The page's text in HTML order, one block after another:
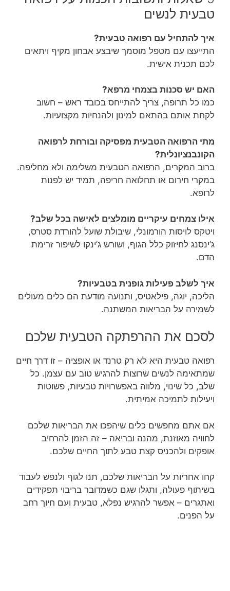
טבעית לנשים
איך להתחיל עם רפואה טבעית?
התייעצו עם מטפל מוסמך שיבצע אבחון מקיף ויתאים
לכם תכנית אישית.
האם יש סכנות בצמחי מרפא?
כמו כל תרופה, צריך להתייחס בכובד ראש – חשוב
לקחת אותם בהתאם למינון ולהנחיות מקצועיות.
מתי הרפואה הטבעית מפסיקה ובורחת לרפואה
הקונבנציונלית?
ברוב המקרים, הרפואה הטבעית משלימה ולא מחליפה.
במקרי חירום או תחלואה חריפה, תמיד יש לפנות
לרופא.
אילו צמחים עיקריים מומלצים לאישה בכל שלב?
ויטקס לויסות הורמונלי, שיבולת שועל להורדת סטרס,
ג’ינסנג לחיזוק כלל הגוף, ושורש ג’ינקו לשיפור זרימת
הדם.
איך לשלב פעילות גופנית בטבעיות?
הליכה, יוגה, פילאטיס, ותנועה מודעת הם כלים מעולים
לשמירה על הבריאות המשתנה.
לסכם את ההרפתקה הטבעית שלכם
רפואה טבעית היא לא רק טרנד או אופציה – זו דרך חיים
שמתאימה לנשים שרוצות להרגיש טוב עם עצמן. כל
שלב, כל שינוי, מלווה באפשרויות טבעיות, פשוטות
ויעילות לתמיכה אמיתית.
אם אתם מחפשים כלים שיהפכו את הבריאות שלכם
לחוויה מאוזנת, מהנה ובריאה – זה הזמן להרחיב
אופקים ולהכניס קצת טבע לתוך החיים שלכם.
קחו אחריות על הבריאות שלכם, תנו לגוף ולנפש לעבוד
בשיתוף פעולה, ותגלו שגם כשמדובר בריבוי תפקידים
ואתגרים – אפשר להרגיש נפלא, טבעית ועם חיוך רחב
על הפנים.